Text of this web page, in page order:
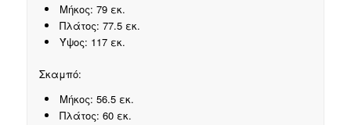
Μήκος: 79 εκ.
Πλάτος: 77.5 εκ.
Ύψος: 117 εκ.
Σκαμπό:
Μήκος: 56.5 εκ.
Πλάτος: 60 εκ.